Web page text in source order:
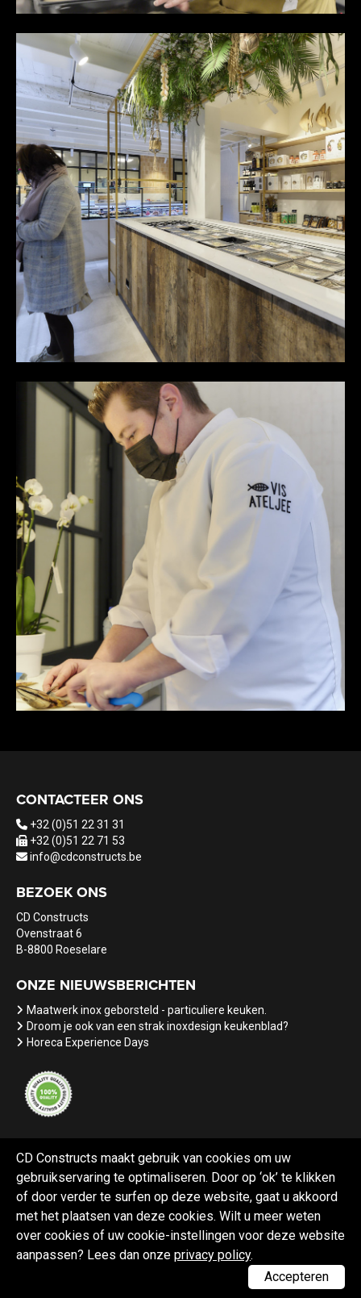
CD Constructs maakt gebruik van cookies om uw
gebruikservaring te optimaliseren. Door op ‘ok’ te klikken
of door verder te surfen op deze website, gaat u akkoord
met het plaatsen van deze cookies. Wilt u meer weten
over cookies of uw cookie-instellingen voor deze website
aanpassen? Lees dan onze privacy policy.
Accepteren
CONTACTEER ONS
+32 (0)51 22 31 31
+32 (0)51 22 71 53
info@cdconstructs.be
BEZOEK ONS
CD Constructs
Ovenstraat 6
B-8800 Roeselare
ONZE NIEUWSBERICHTEN
Maatwerk inox geborsteld - particuliere keuken.
Droom je ook van een strak inoxdesign keukenblad?
Horeca Experience Days
Referenties Nieuws Vacatures
Webdesign Black Lion